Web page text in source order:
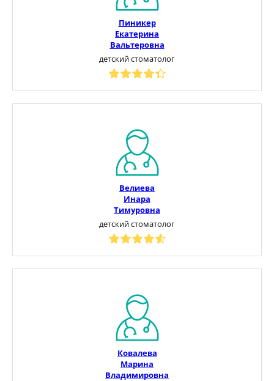
Пиникер
Екатерина
Вальтеровна
детский стоматолог
Велиева
Инара
Тимуровна
детский стоматолог
Ковалева
Марина
Владимировна